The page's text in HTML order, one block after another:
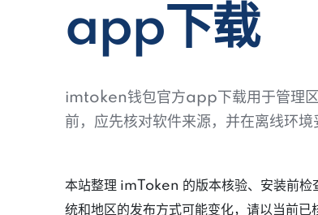
app下载
imtoken钱包官方app下载用于管理区
前，应先核对软件来源，并在离线环境
本站整理 imToken 的版本核验、安装前检
统和地区的发布方式可能变化，请以当前已